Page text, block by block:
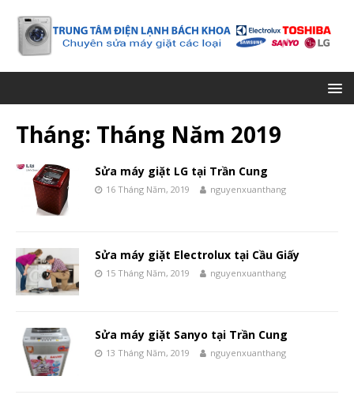
Tháng: Tháng Năm 2019
Sửa máy giặt LG tại Trần Cung
16 Tháng Năm, 2019 nguyenxuanthang
Sửa máy giặt Electrolux tại Cầu Giấy
15 Tháng Năm, 2019 nguyenxuanthang
Sửa máy giặt Sanyo tại Trần Cung
13 Tháng Năm, 2019 nguyenxuanthang